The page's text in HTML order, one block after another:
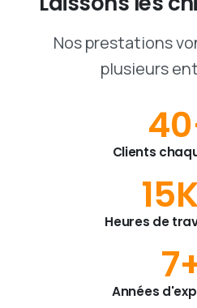
Nos prestations
plusieurs
40
Clients
15
Heures de
7
Années